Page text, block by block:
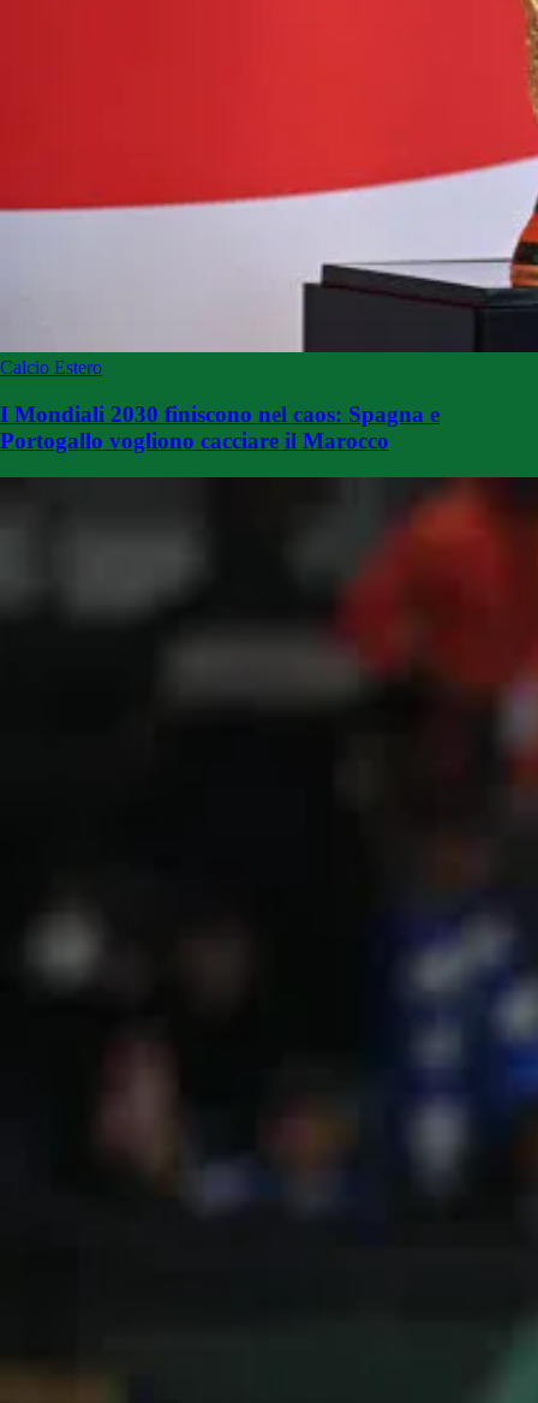
Calcio Estero
I Mondiali 2030 finiscono nel caos: Spagna e
Portogallo vogliono cacciare il Marocco